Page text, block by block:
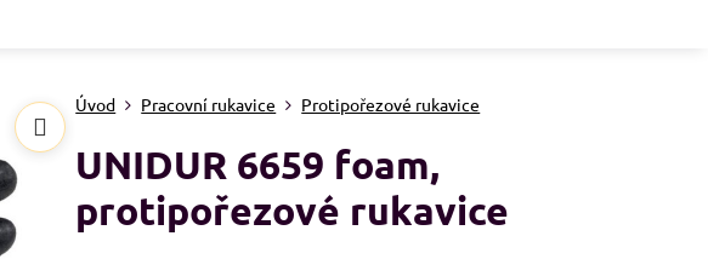
Úvod Pracovní rukavice Protipořezové rukavice
UNIDUR 6659 foam,
protipořezové rukavice